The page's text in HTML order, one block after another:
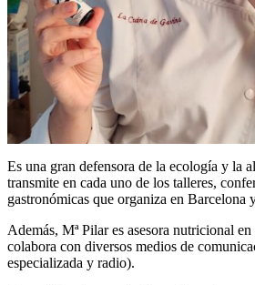
Es una gran defensora de la ecología y la
transmite en cada uno de los talleres,
gastronómicas que organiza en Barcelona
Además, Mª Pilar es asesora nutricional
colabora con diversos medios de
especializada y radio).